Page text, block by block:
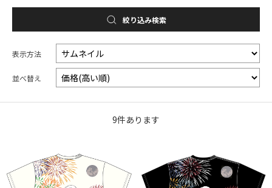
絞り込み検索
表示方法
並べ替え
9件あります